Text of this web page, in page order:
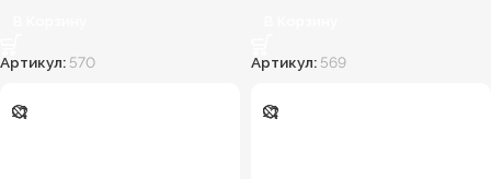
Артикул: 570 Артикул: 569